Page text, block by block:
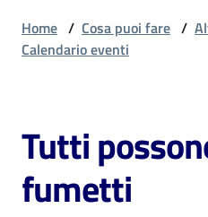
Cosa
puoi
fare
Home / Cosa puoi fare /
Calendario eventi
Salta al contenuto
Tutti
fumetti